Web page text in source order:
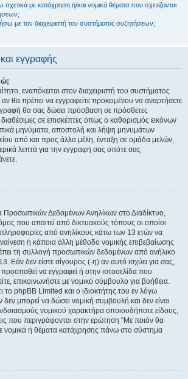
με κατάχρηση ή/και νομικά θέματα που σχετίζονται
με τον διαχειριστή του συστήματος συζητήσεων;
εγγραφής
εναπόκειται στον διαχειριστή του συστήματος
θα πρέπει να εγγραφείτε προκειμένου να αναρτήσετε
θα σας δώσει πρόσβαση σε πρόσθετες
σε επισκέπτες όπως ο καθορισμός εικόνων
μηνύματα, αποστολή και λήψη μηνυμάτων
από και προς άλλα μέλη, ένταξη σε ομάδα μελών,
λεπτά για την εγγραφή σας οπότε σας
Δεδομένων Ανηλίκων στο Διαδίκτυο,
που απαιτεί από δικτυακούς τόπους οι οποίοι
από ανηλίκους κάτω των 13 ετών να
ή κάποια άλλη μέθοδο νομικής επιβεβαίωσης
τη συλλογή προσωπικών δεδομένων από ανήλικο
Εάν δεν είστε σίγουρος (-η) αν αυτό ισχύει για σας,
να εγγραφεί ή στην ιστοσελίδα που
επικοινωνήστε με νομικό σύμβουλο για βοήθεια.
το phpBB Limited και ο ιδιοκτήτης του εν λόγω
μπορεί να δώσει νομική συμβουλή και δεν είναι
νομικού χαρακτήρα οποιουδήποτε είδους,
που περιγράφονται στην ερώτηση “Με ποιόν θα
νομικά ή θέματα κατάχρησης πάνω στο σύστημα